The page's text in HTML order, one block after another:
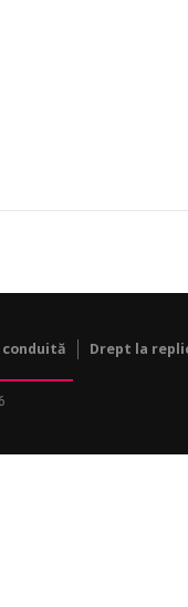
conduită Drept la